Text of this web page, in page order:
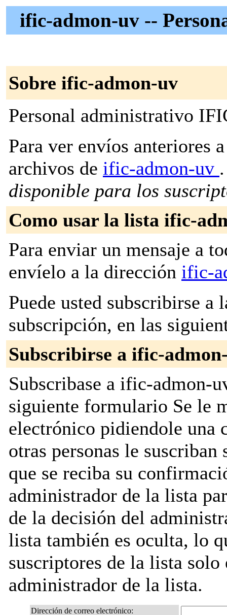
ific-admon-uv --
Sobre ific-admon-uv
Personal administrativo
Para ver envíos anteriores
archivos de ific-admon-uv
disponible para los
Como usar la lista ific-
Para enviar un mensaje a
envíelo a la dirección ific-
Puede usted subscribirse a
subscripción, en las
Subscribirse a ific-
Subscribase a ific-admon-
siguiente formulario Se le
electrónico pidiendole una
otras personas le
que se reciba su
administrador de la lista
de la decisión del
lista también es oculta, lo
suscriptores de la lista
administrador de la lista.
Dirección de correo electrónico: